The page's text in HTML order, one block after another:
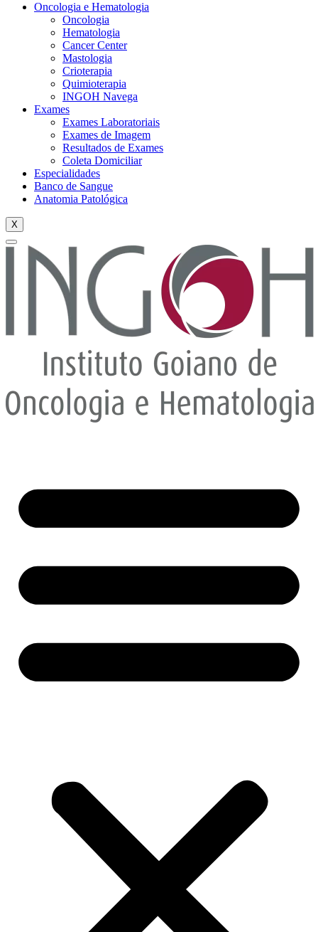
Oncologia e Hematologia
Oncologia
Hematologia
Cancer Center
Mastologia
Crioterapia
Quimioterapia
INGOH Navega
Exames
Exames Laboratoriais
Exames de Imagem
Resultados de Exames
Coleta Domiciliar
Especialidades
Banco de Sangue
Anatomia Patológica
X